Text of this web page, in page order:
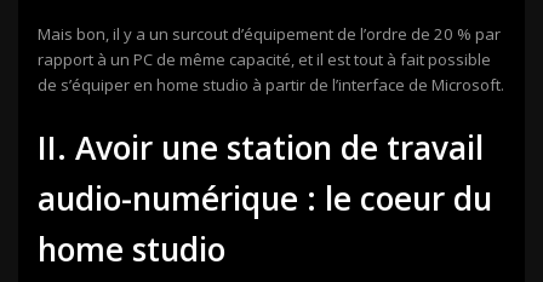
Mais bon, il y a un surcout d’équipement de l’ordre de 20 % par
rapport à un PC de même capacité, et il est tout à fait possible
de s’équiper en home studio à partir de l’interface de Microsoft.
II. Avoir une station de travail
audio-numérique : le coeur du
home studio